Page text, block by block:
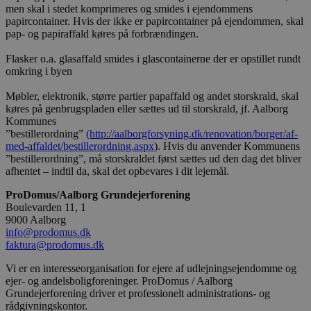
men skal i stedet komprimeres og smides i ejendommens
papircontainer. Hvis der ikke er papircontainer på ejendommen, skal
pap- og papiraffald køres på forbrændingen.
Flasker o.a. glasaffald smides i glascontainerne der er opstillet rundt
omkring i byen
Møbler, elektronik, større partier papaffald og andet storskrald, skal
køres på genbrugspladen eller sættes ud til storskrald, jf. Aalborg
Kommunes
”bestillerordning” (http://aalborgforsyning.dk/renovation/borger/af-
med-affaldet/bestillerordning.aspx). Hvis du anvender Kommunens
”bestillerordning”, må storskraldet først sættes ud den dag det bliver
afhentet – indtil da, skal det opbevares i dit lejemål.
ProDomus/Aalborg Grundejerforening
Boulevarden 11, 1
9000 Aalborg
info@prodomus.dk
faktura@prodomus.dk
Vi er en interesseorganisation for ejere af udlejningsejendomme og
ejer- og andelsboligforeninger. ProDomus / Aalborg
Grundejerforening driver et professionelt administrations- og
rådgivningskontor.